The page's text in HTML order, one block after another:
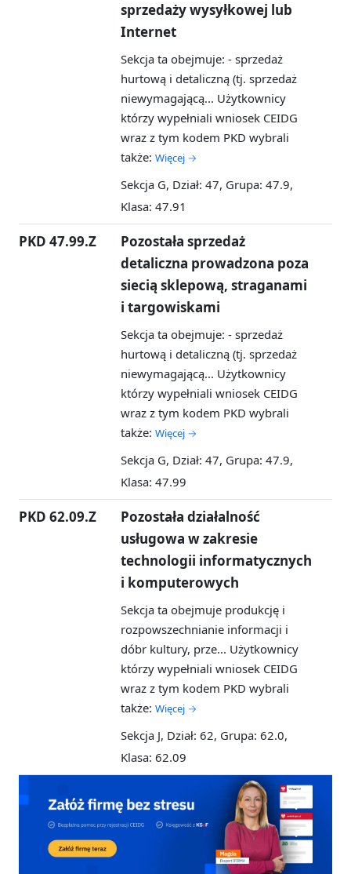
sprzedaży wysyłkowej lub
Internet
Sekcja ta obejmuje: - sprzedaż
hurtową i detaliczną (tj. sprzedaż
niewymagającą... Użytkownicy
którzy wypełniali wniosek CEIDG
wraz z tym kodem PKD wybrali
także: Więcej →
Sekcja G, Dział: 47, Grupa: 47.9,
Klasa: 47.91
PKD 47.99.Z
Pozostała sprzedaż
detaliczna prowadzona poza
siecią sklepową, straganami
i targowiskami
Sekcja ta obejmuje: - sprzedaż
hurtową i detaliczną (tj. sprzedaż
niewymagającą... Użytkownicy
którzy wypełniali wniosek CEIDG
wraz z tym kodem PKD wybrali
także: Więcej →
Sekcja G, Dział: 47, Grupa: 47.9,
Klasa: 47.99
PKD 62.09.Z
Pozostała działalność
usługowa w zakresie
technologii informatycznych
i komputerowych
Sekcja ta obejmuje produkcję i
rozpowszechnianie informacji i
dóbr kultury, prze... Użytkownicy
którzy wypełniali wniosek CEIDG
wraz z tym kodem PKD wybrali
także: Więcej →
Sekcja J, Dział: 62, Grupa: 62.0,
Klasa: 62.09